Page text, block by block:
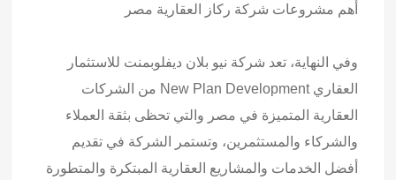
أهم مشروعات شركة ركاز العقارية مصر
وفي النهاية، تعد شركة نيو بلان ديفلوبمنت للاستثمار
العقاري New Plan Development من الشركات
العقارية المتميزة في مصر والتي تحظى بثقة العملاء
والشركاء والمستثمرين، وتستمر الشركة في تقديم
أفضل الخدمات والمشاريع العقارية المبتكرة والمتطورة